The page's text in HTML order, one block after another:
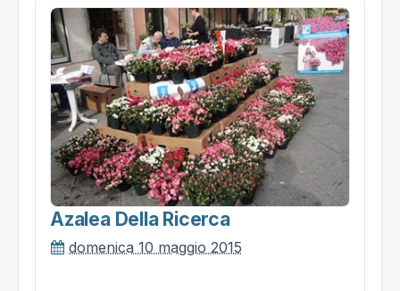
Azalea Della Ricerca
domenica 10 maggio 2015